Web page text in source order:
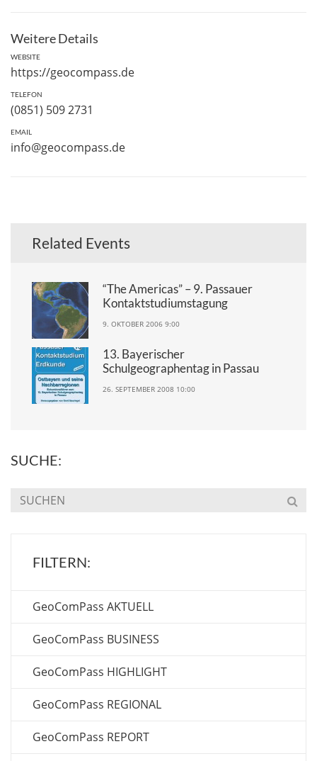
Weitere Details
WEBSITE
https://geocompass.de
TELEFON
(0851) 509 2731
EMAIL
info@geocompass.de
Related Events
“The Americas” – 9. Passauer
Kontaktstudiumstagung
9. OKTOBER 2006 9:00
13. Bayerischer
Schulgeographentag in Passau
26. SEPTEMBER 2008 10:00
SUCHE:
FILTERN:
GeoComPass AKTUELL
GeoComPass BUSINESS
GeoComPass HIGHLIGHT
GeoComPass REGIONAL
GeoComPass REPORT